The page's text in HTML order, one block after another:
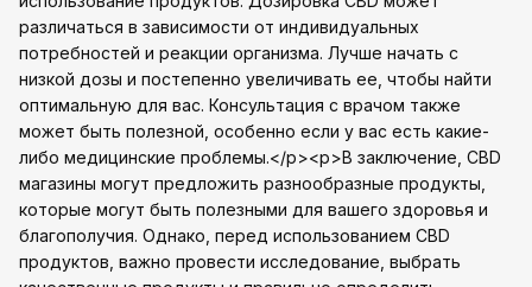
различаться в зависимости от индивидуальных
потребностей и реакции организма. Лучше начать с
низкой дозы и постепенно увеличивать ее, чтобы найти
оптимальную для вас. Консультация с врачом также
может быть полезной, особенно если у вас есть какие-
либо медицинские проблемы.</p><p>В заключение, CBD
магазины могут предложить разнообразные продукты,
которые могут быть полезными для вашего здоровья и
благополучия. Однако, перед использованием CBD
продуктов, важно провести исследование, выбрать